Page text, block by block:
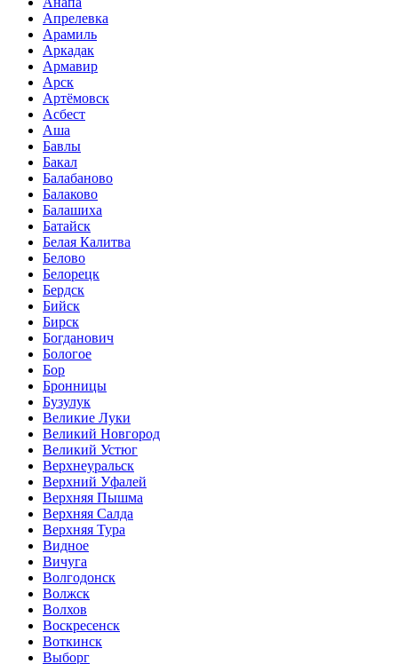
Апрелевка
Арамиль
Аркадак
Армавир
Арск
Артёмовск
Асбест
Аша
Бавлы
Бакал
Балабаново
Балаково
Балашиха
Батайск
Белая Калитва
Белово
Белорецк
Бердск
Бийск
Бирск
Богданович
Бологое
Бор
Бронницы
Бузулук
Великие Луки
Великий Новгород
Великий Устюг
Верхнеуральск
Верхний Уфалей
Верхняя Пышма
Верхняя Салда
Верхняя Тура
Видное
Вичуга
Волгодонск
Волжск
Волхов
Воскресенск
Воткинск
Выборг